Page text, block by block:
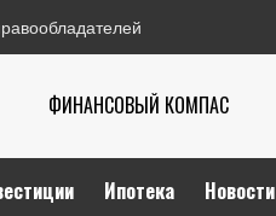
ФИНАНСОВЫЙ КОМПАС
Ипотека Новости